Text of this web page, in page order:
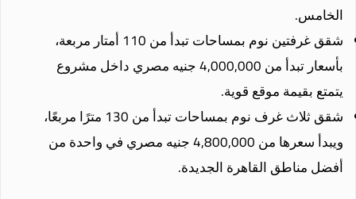
الخامس.
شقق غرفتين نوم بمساحات تبدأ من 110 أمتار مربعة،
بأسعار تبدأ من 4,000,000 جنيه مصري داخل مشروع
يتمتع بقيمة موقع قوية.
شقق ثلاث غرف نوم بمساحات تبدأ من 130 مترًا مربعًا،
ويبدأ سعرها من 4,800,000 جنيه مصري في واحدة من
أفضل مناطق القاهرة الجديدة.